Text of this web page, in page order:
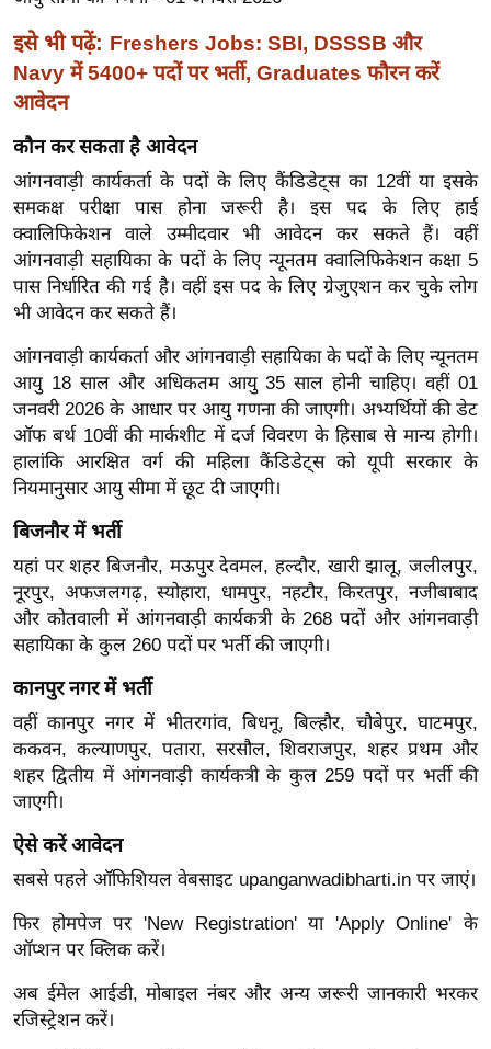
य
त
यं
ग
डि
या
सा
हि
त्य
ज
त
ऑ
टो
व
र्ल्ड
ज
ब्री
फ
म
नो
रं
ज
न
ज
ग
त
बॉ
वु
ड
हॉ
ली
इसे भी पढ़ें: Freshers Jobs: SBI, DSSSB और
Navy में 5400+ पदों पर भर्ती, Graduates फौरन करें
आवेदन
कौन कर सकता है आवेदन
आंगनवाड़ी कार्यकर्ता के पदों के लिए कैंडिडेट्स का 12वीं या इसके
समकक्ष परीक्षा पास होना जरूरी है। इस पद के लिए हाई
क्वालिफिकेशन वाले उम्मीदवार भी आवेदन कर सकते हैं। वहीं
आंगनवाड़ी सहायिका के पदों के लिए न्यूनतम क्वालिफिकेशन कक्षा 5
पास निर्धारित की गई है। वहीं इस पद के लिए ग्रेजुएशन कर चुके लोग
भी आवेदन कर सकते हैं।
आंगनवाड़ी कार्यकर्ता और आंगनवाड़ी सहायिका के पदों के लिए न्यूनतम
आयु 18 साल और अधिकतम आयु 35 साल होनी चाहिए। वहीं 01
जनवरी 2026 के आधार पर आयु गणना की जाएगी। अभ्यर्थियों की डेट
ऑफ बर्थ 10वीं की मार्कशीट में दर्ज विवरण के हिसाब से मान्य होगी।
हालांकि आरक्षित वर्ग की महिला कैंडिडेट्स को यूपी सरकार के
नियमानुसार आयु सीमा में छूट दी जाएगी।
बिजनौर में भर्ती
यहां पर शहर बिजनौर, मऊपुर देवमल, हल्दौर, खारी झालू, जलीलपुर,
नूरपुर, अफजलगढ़, स्योहारा, धामपुर, नहटौर, किरतपुर, नजीबाबाद
और कोतवाली में आंगनवाड़ी कार्यकत्री के 268 पदों और आंगनवाड़ी
सहायिका के कुल 260 पदों पर भर्ती की जाएगी।
कानपुर नगर में भर्ती
वहीं कानपुर नगर में भीतरगांव, बिधनू, बिल्हौर, चौबेपुर, घाटमपुर,
ककवन, कल्याणपुर, पतारा, सरसौल, शिवराजपुर, शहर प्रथम और
शहर द्वितीय में आंगनवाड़ी कार्यकत्री के कुल 259 पदों पर भर्ती की
जाएगी।
ऐसे करें आवेदन
सबसे पहले ऑफिशियल वेबसाइट upanganwadibharti.in पर जाएं।
फिर होमपेज पर 'New Registration' या 'Apply Online' के
ऑप्शन पर क्लिक करें।
अब ईमेल आईडी, मोबाइल नंबर और अन्य जरूरी जानकारी भरकर
रजिस्ट्रेशन करें।